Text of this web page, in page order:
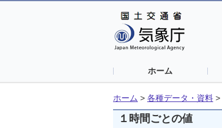
ホーム
ホーム > 各種データ・資料 >
１時間ごとの値